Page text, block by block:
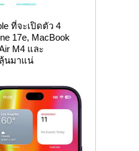
ที่จะเปิดตัว 4
17e, MacBook
M4 และ
นมาแน่